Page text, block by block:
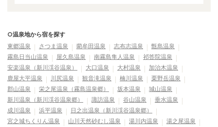
○温泉地から宿を探す
東郷温泉
さつま温泉 藺牟田温泉 志布志温泉
甑島温泉
霧島日当山温泉
屋久島温泉 南霧島隼人温泉
祁答院温泉
安楽温泉（新川渓谷温泉）
大口温泉 大村温泉
加治木温泉
鹿屋大平温泉
川尻温泉 観音滝温泉 楠川温泉
栗野岳温泉
郡山温泉
栄之尾温泉（霧島温泉郷） 坂本温泉
城山温泉
新川温泉（新川渓谷温泉郷）
諏訪温泉 谷山温泉
垂水温泉
成川温泉
浜平温泉
日之出温泉（新川渓谷温泉郷）
宮之城ちくりん温泉
山川天然砂むし温泉 湯川内温泉
湯之尾温泉